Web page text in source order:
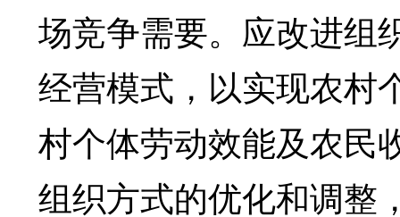
场竞争需要。应改进组
经营模式，以实现农村
村个体劳动效能及农民
组织方式的优化和调整